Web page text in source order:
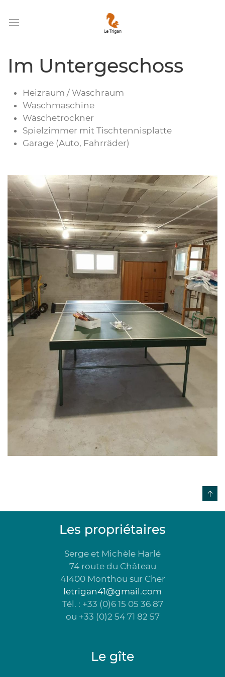
Im Untergeschoss
Heizraum / Waschraum
Waschmaschine
Wäschetrockner
Spielzimmer mit Tischtennisplatte
Garage (Auto, Fahrräder)
Les propriétaires
Serge et Michèle Harlé
74 route du Château
41400 Monthou sur Cher
letrigan41@gmail.com
Tél. : +33 (0)6 15 05 36 87
ou +33 (0)2 54 71 82 57
Le gîte